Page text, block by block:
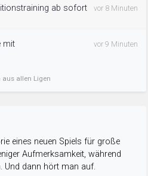
ab sofort
vor 8 Minuten
mit
vor 9 Minuten
allen Ligen
eines neuen Spiels für große
Aufmerksamkeit, während
Und dann hört man auf.